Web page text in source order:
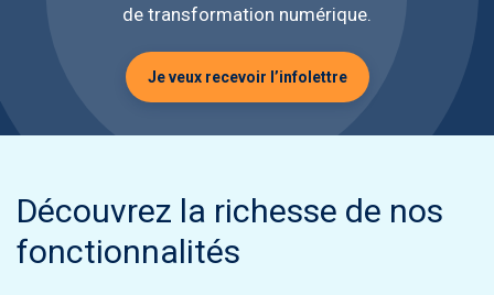
de transformation numérique.
Je veux recevoir l’infolettre
Découvrez la richesse de nos
fonctionnalités